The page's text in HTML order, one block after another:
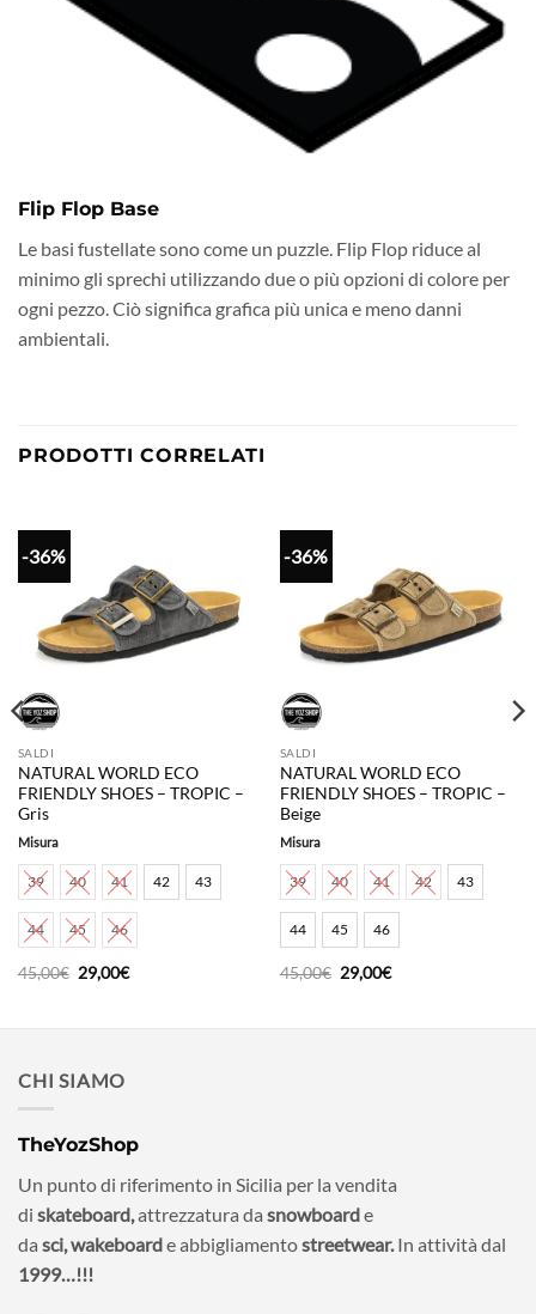
Flip Flop Base
Le basi fustellate sono come un puzzle. Flip Flop riduce al
minimo gli sprechi utilizzando due o più opzioni di colore per
ogni pezzo. Ciò significa grafica più unica e meno danni
ambientali.
PRODOTTI CORRELATI
-36%
SALDI
NATURAL WORLD ECO
FRIENDLY SHOES – TROPIC –
Gris
Misura
39 40 41 42 43
44 45 46
45,00€ Il
prezzo
29,00€Il
-36%
SALDI
NATURAL WORLD ECO
FRIENDLY SHOES – TROPIC –
Beige
Misura
39 40 41 42 43
44 45 46
45,00€ Il
prezzo
29,00€Il
CHI SIAMO
TheYozShop
Un punto di riferimento in Sicilia per la vendita
di skateboard,attrezzatura da snowboarde
da sci,wakeboarde abbigliamentostreetwear.In attività dal
1999…!!!